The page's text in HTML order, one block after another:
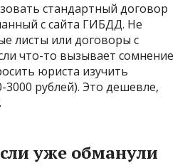
стандартный договор
с сайта ГИБДД. Не
листы или договоры с
что-то вызывает сомнение
юриста изучить
3000 рублей). Это дешевле,
уже обманули